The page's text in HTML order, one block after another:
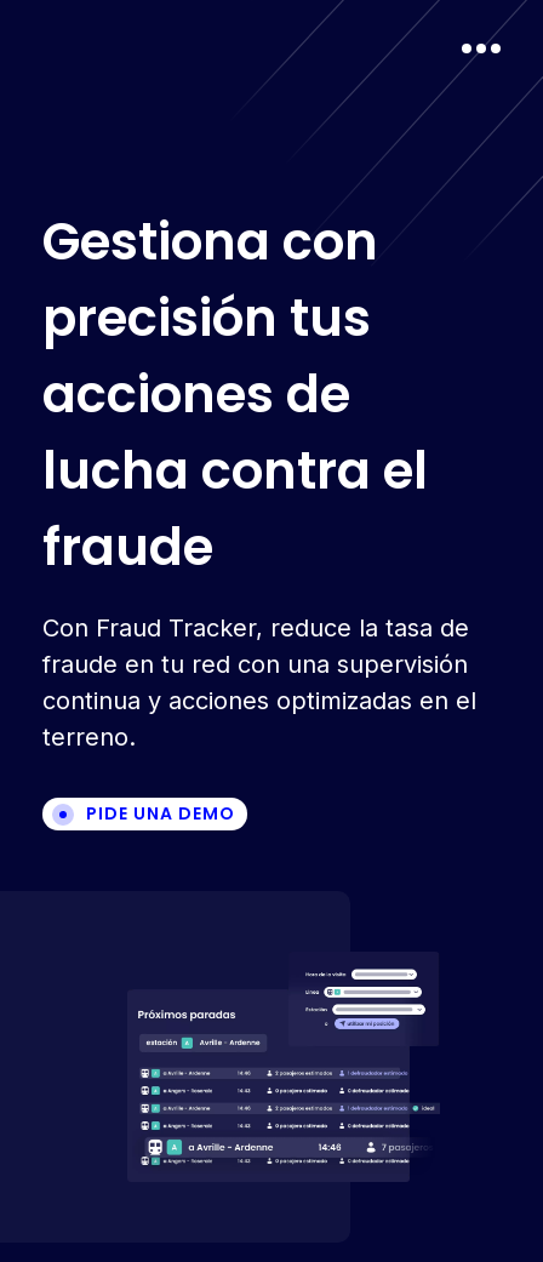
Gestiona con
precisión tus
acciones de
lucha contra el
fraude
Con Fraud Tracker, reduce la tasa de
fraude en tu red con una supervisión
continua y acciones optimizadas en el
terreno.
PIDE UNA DEMO